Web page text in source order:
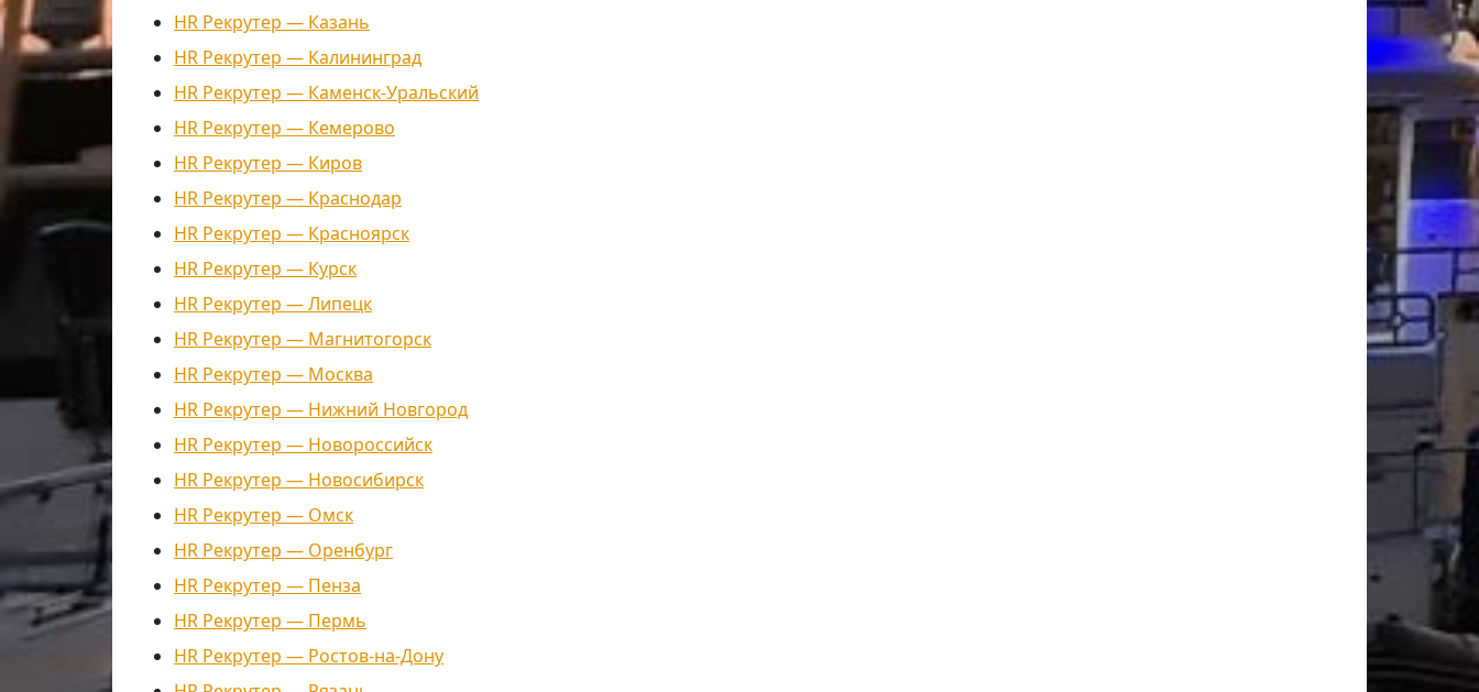
HR Рекрутер — Казань
HR Рекрутер — Калининград
HR Рекрутер — Каменск-Уральский
HR Рекрутер — Кемерово
HR Рекрутер — Киров
HR Рекрутер — Краснодар
HR Рекрутер — Красноярск
HR Рекрутер — Курск
HR Рекрутер — Липецк
HR Рекрутер — Магнитогорск
HR Рекрутер — Москва
HR Рекрутер — Нижний Новгород
HR Рекрутер — Новороссийск
HR Рекрутер — Новосибирск
HR Рекрутер — Омск
HR Рекрутер — Оренбург
HR Рекрутер — Пенза
HR Рекрутер — Пермь
HR Рекрутер — Ростов-на-Дону